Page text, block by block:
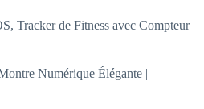
Tracker de Fitness avec Compteur
Numérique Élégante |